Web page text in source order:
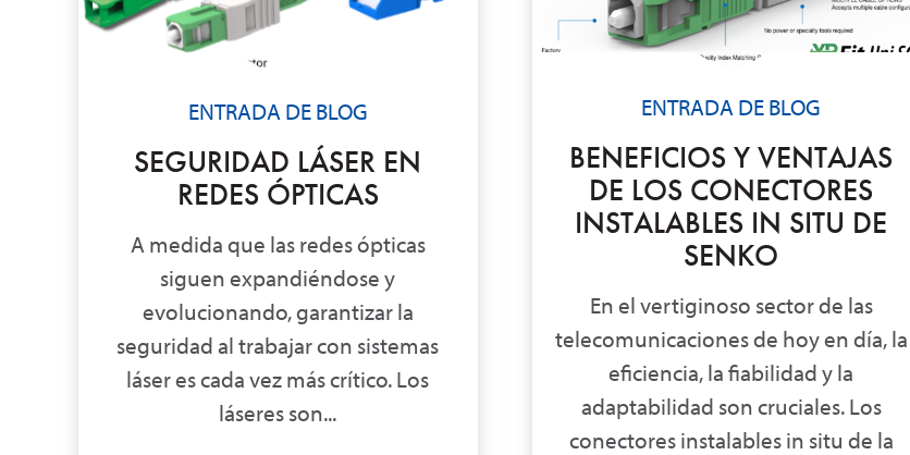
ENTRADA DE BLOG
SEGURIDAD LÁSER EN
REDES ÓPTICAS
A medida que las redes ópticas
siguen expandiéndose y
evolucionando, garantizar la
seguridad al trabajar con sistemas
láser es cada vez más crítico. Los
láseres son...
ENTRADA DE BLOG
BENEFICIOS Y VENTAJAS
DE LOS CONECTORES
INSTALABLES IN SITU DE
SENKO
En el vertiginoso sector de las
telecomunicaciones de hoy en día, la
eficiencia, la fiabilidad y la
adaptabilidad son cruciales. Los
conectores instalables in situ de la